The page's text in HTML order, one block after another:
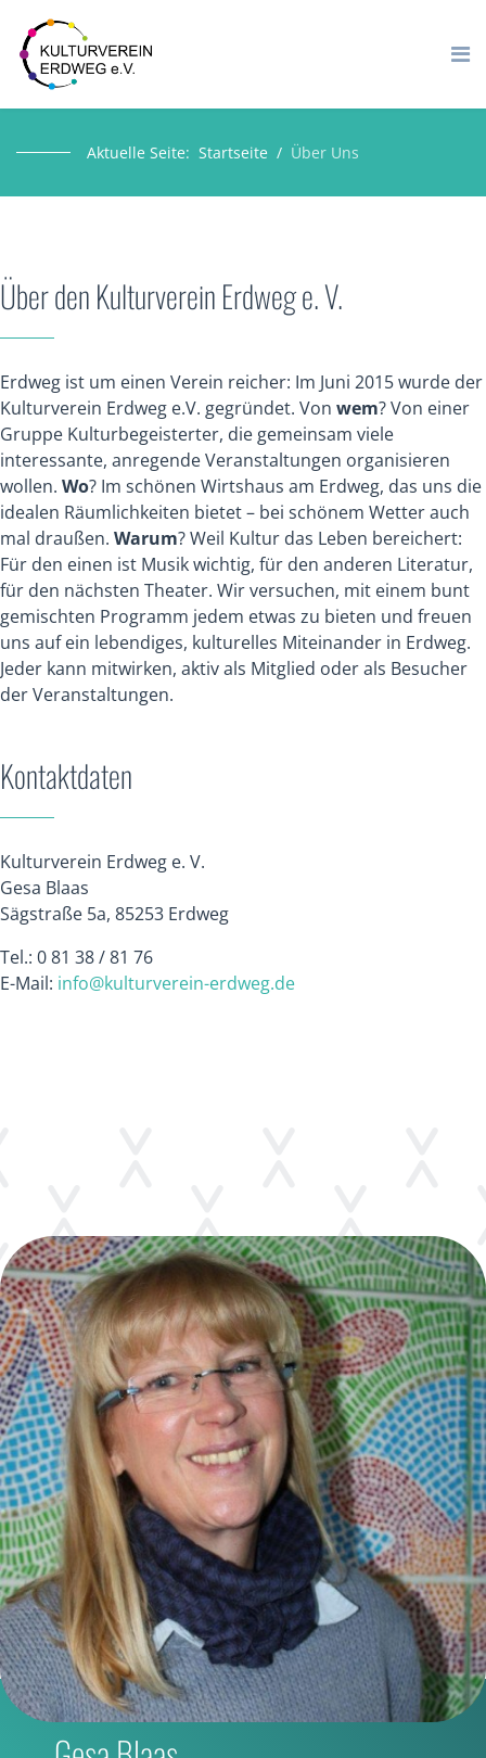
Aktuelle Seite: Startseite Über Uns
Über den Kulturverein Erdweg e. V.
Erdweg ist um einen Verein reicher: Im Juni 2015 wurde der
Kulturverein Erdweg e.V. gegründet. Von wem? Von einer
Gruppe Kulturbegeisterter, die gemeinsam viele
interessante, anregende Veranstaltungen organisieren
wollen. Wo? Im schönen Wirtshaus am Erdweg, das uns die
idealen Räumlichkeiten bietet – bei schönem Wetter auch
mal draußen. Warum? Weil Kultur das Leben bereichert:
Für den einen ist Musik wichtig, für den anderen Literatur,
für den nächsten Theater. Wir versuchen, mit einem bunt
gemischten Programm jedem etwas zu bieten und freuen
uns auf ein lebendiges, kulturelles Miteinander in Erdweg.
Jeder kann mitwirken, aktiv als Mitglied oder als Besucher
der Veranstaltungen.
Kontaktdaten
Kulturverein Erdweg e. V.
Gesa Blaas
Sägstraße 5a, 85253 Erdweg
Tel.: 0 81 38 / 81 76
E-Mail: info@kulturverein-erdweg.de